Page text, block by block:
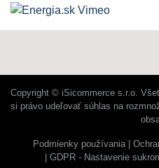
Copyright © iSicommerce s.r.o.
si právo udeľovať súhlas na
Podmienky používania
GDPR - Nastavenie